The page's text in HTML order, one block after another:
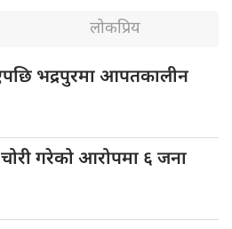
लोकप्रिय
भद्रपुरमा आपतकालीन
चोरी गरेको आरोपमा ६ जना